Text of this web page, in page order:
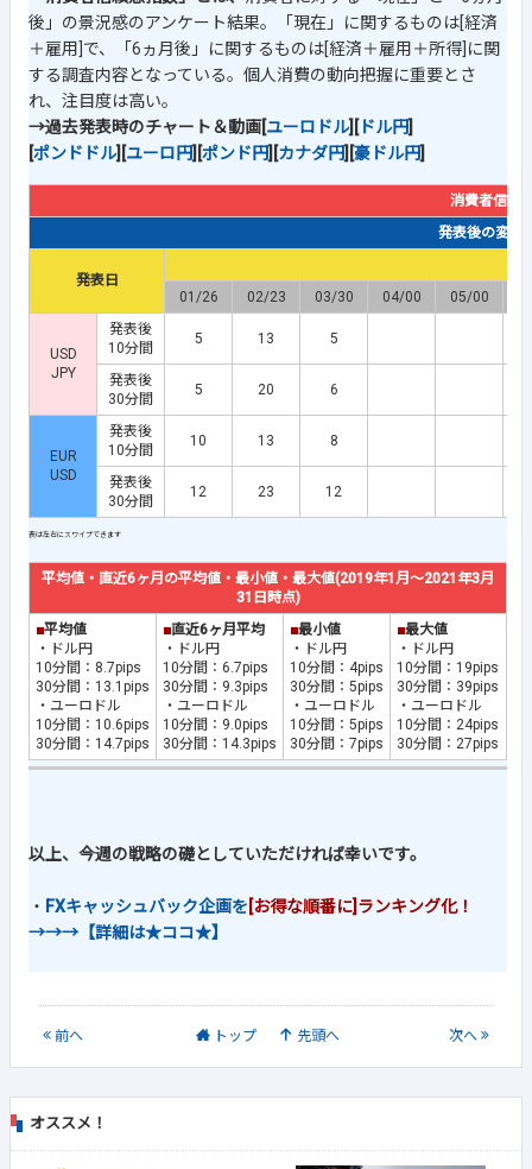
後」の景況感のアンケート結果。「現在」に関するものは[経済
＋雇用]で、「6ヵ月後」に関するものは[経済＋雇用＋所得]に関
する調査内容となっている。個人消費の動向把握に重要とさ
れ、注目度は高い。
→過去発表時のチャート＆動画[ユーロドル][ ドル円]
[ポンドドル][ユーロ円][ポンド円][カナダ円][豪ドル円]
消費者信頼
発表後の変動
発表日
01/26
02/23 03/30 04/00 05/00
USD
JPY
発表後
10分間
5 13 5
発表後
30分間
5 20 6
EUR
USD
発表後
10分間
10 13 8
発表後
30分間
12 23 12
平均値・直近6ヶ月の平均値・最小値・最大値(2019年1月～2021年3月
31日時点)
■平均値
・ドル円
10分間：8.7pips
30分間：13.1pips
・ユーロドル
10分間：10.6pips
30分間：14.7pips
■直近6ヶ月平均
・ドル円
10分間：6.7pips
30分間：9.3pips
・ユーロドル
10分間：9.0pips
30分間：14.3pips
■最小値
・ドル円
10分間：4pips
30分間：5pips
・ユーロドル
10分間：5pips
30分間：7pips
■最大値
・ドル円
10分間：19pips
30分間：39pips
・ユーロドル
10分間：24pips
30分間：27pips
以上、今週の戦略の礎としていただければ幸いです。
・ FXキャッシュバック企画を [お得な順番に]ランキング化！
→→→【詳細は★ココ★】
前へ トップ 先頭へ 次へ
オススメ！